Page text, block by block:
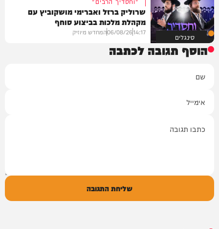
סינגלים
שרוליק ברזל ואברימי מושקוביץ עם
מקהלת מלכות בביצוע סוחף
14:17
06/08/26המחדש מיוזיק
הוסף תגובה לכתבה
שליחת התגובה